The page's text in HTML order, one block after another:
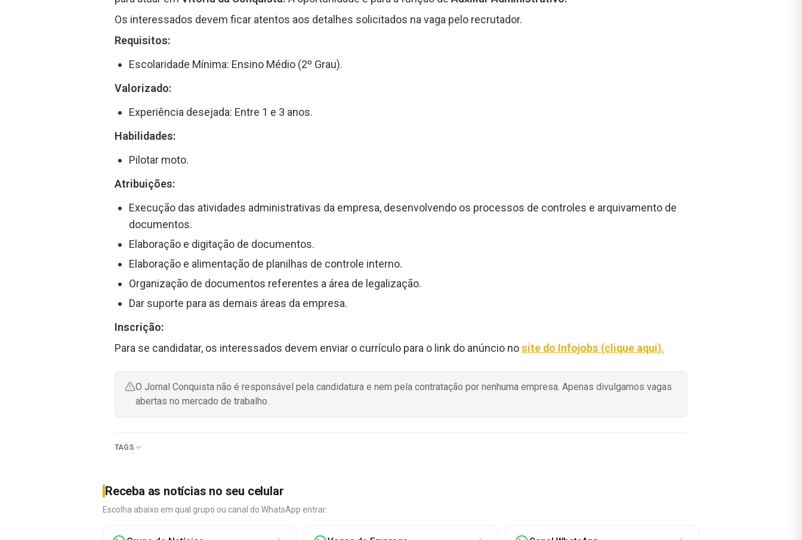
Os interessados devem ficar atentos aos detalhes solicitados na vaga pelo recrutador.
Requisitos:
Escolaridade Mínima: Ensino Médio (2º Grau).
Valorizado:
Experiência desejada: Entre 1 e 3 anos.
Habilidades:
Pilotar moto.
Atribuições:
Execução das atividades administrativas da empresa, desenvolvendo os processos de controles e arquivamento de
documentos.
Elaboração e digitação de documentos.
Elaboração e alimentação de planilhas de controle interno.
Organização de documentos referentes a área de legalização.
Dar suporte para as demais áreas da empresa.
Inscrição:
Para se candidatar, os interessados devem enviar o currículo para o link do anúncio nosite do Infojobs (clique aqui).
O Jornal Conquista não é responsável pela candidatura e nem pela contratação por nenhuma empresa. Apenas divulgamos vagas
abertas no mercado de trabalho.
TAGS
Receba as notícias no seu celular
Escolha abaixo em qual grupo ou canal do WhatsApp entrar: